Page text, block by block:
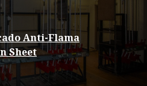
Anti-Flama
Sheet